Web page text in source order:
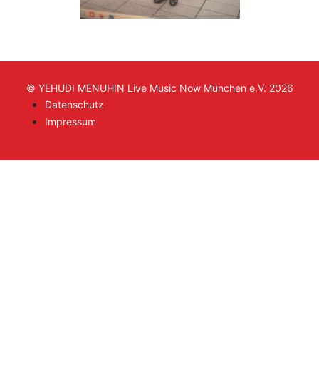
© YEHUDI MENUHIN Live Music Now München e.V. 2026
Datenschutz
Impressum